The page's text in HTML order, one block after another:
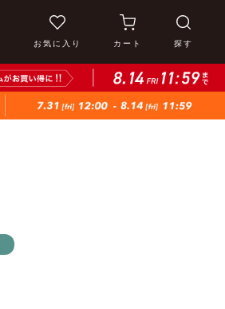
お気に入り カート 探す